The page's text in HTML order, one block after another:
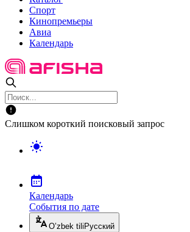
Спорт
Кинопремьеры
Авиа
Календарь
Слишком короткий поисковый запрос
Календарь
События по дате
O’zbek tili Русский